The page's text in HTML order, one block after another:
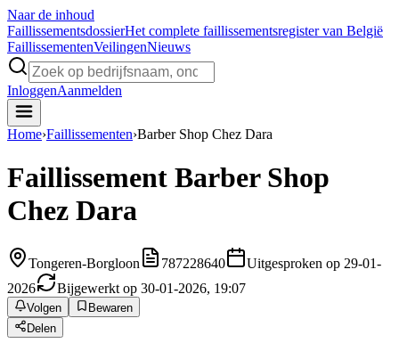
Naar de inhoud
FaillissementsdossierHet complete faillissementsregister van België
FaillissementenVeilingenNieuws
InloggenAanmelden
Home›Faillissementen›Barber Shop Chez Dara
Faillissement Barber Shop
Chez Dara
Tongeren-Borgloon 787228640
Uitgesproken op 29-01-
2026
Bijgewerkt op 30-01-2026, 19:07
Volgen
Bewaren
Delen